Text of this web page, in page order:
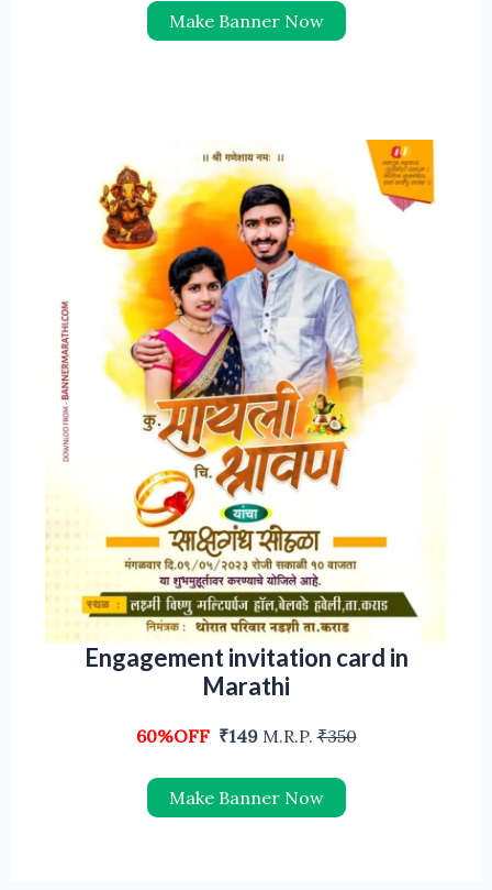
Make Banner Now
Engagement invitation card in
Marathi
60%OFF ₹149 M.R.P.₹350
Make Banner Now